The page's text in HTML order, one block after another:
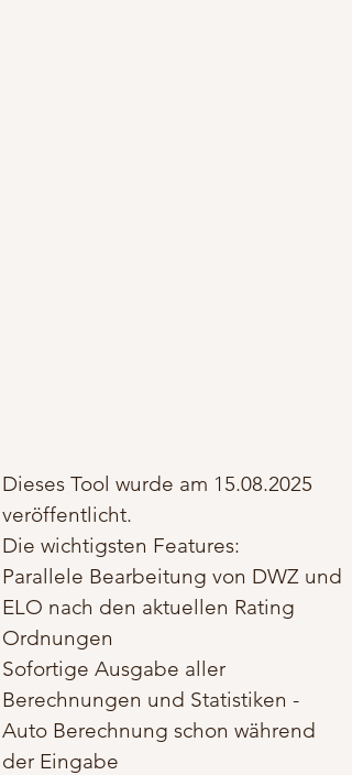
Dieses Tool wurde am 15.08.2025
veröffentlicht.
Die wichtigsten Features:
Parallele Bearbeitung von DWZ und
ELO nach den aktuellen Rating
Ordnungen
Sofortige Ausgabe aller
Berechnungen und Statistiken -
Auto Berechnung schon während
der Eingabe